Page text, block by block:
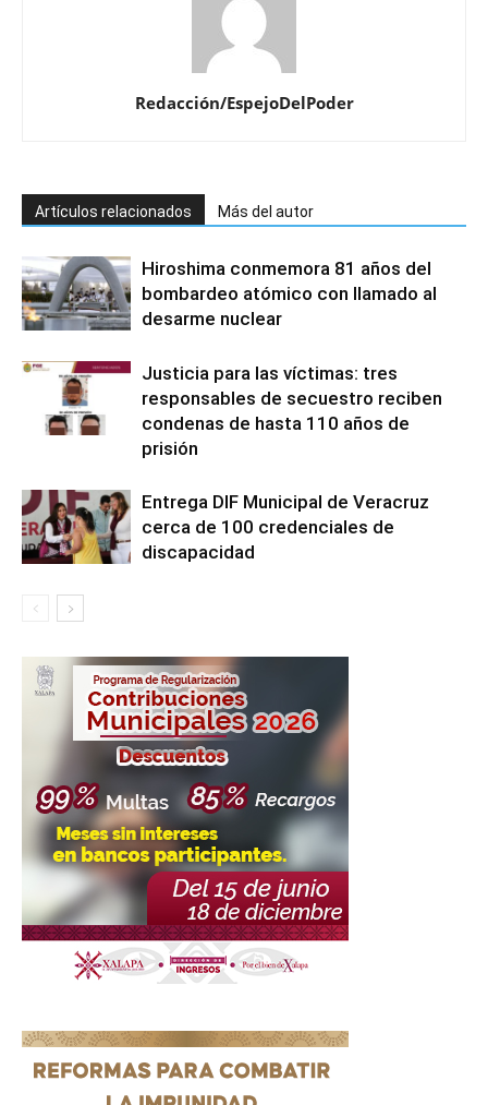
Redacción/EspejoDelPoder
Artículos relacionados Más del autor
Hiroshima conmemora 81 años del
bombardeo atómico con llamado al
desarme nuclear
Justicia para las víctimas: tres
responsables de secuestro reciben
condenas de hasta 110 años de
prisión
Entrega DIF Municipal de Veracruz
cerca de 100 credenciales de
discapacidad